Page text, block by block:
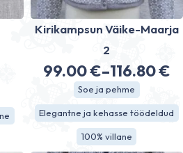
Kirikampsun Väike-Maarja
2
99.00€–116.80€
99.00 €
kuni
116.80 €
Soe ja pehme
Elegantne ja kehasse töödeldud
100% villane